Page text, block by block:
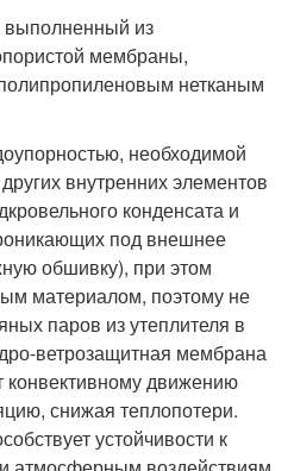
из
мембраны,
нетканым
необходимой
внутренних элементов
конденсата и
под внешнее
обшивку), при этом
материалом, поэтому не
паров из утеплителя в
ветрозащитная мембрана
конвективному движению
снижая теплопотери.
устойчивости к